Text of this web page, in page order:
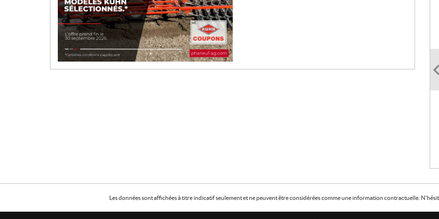
Les données sont affichées à titre indicatif seulement et ne peuvent être considérées comme une information contractuelle.